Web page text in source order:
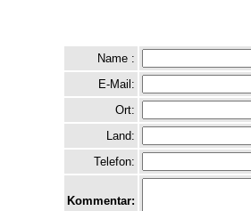
Name :
E-Mail:
Ort:
Land:
Telefon:
Kommentar: